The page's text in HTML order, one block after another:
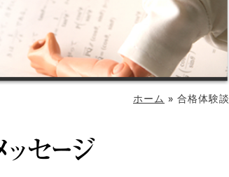
ホーム » 合格体験談